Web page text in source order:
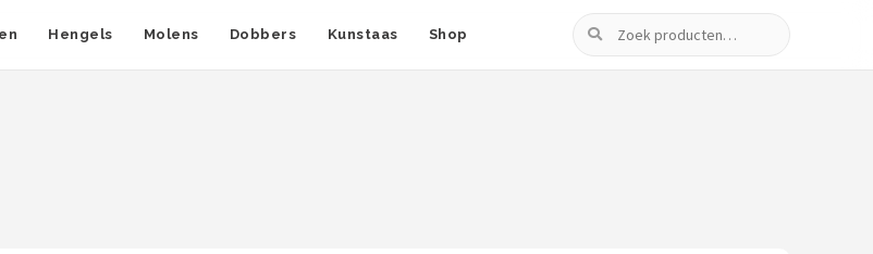
Hengels Molens Dobbers Kunstaas Shop
Zoeken